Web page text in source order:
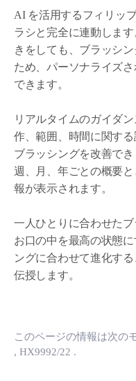
AI を活用するフィリッ
ラシと完全に連動しま
きをしても、ブラッシ
ため、パーソナライズ
できます。
リアルタイムのガイダ
作、範囲、時間に関す
ブラッシングを改善で
週、月、年ごとの概要
報が表示されます。
一人ひとりに合わせたブ
お口の中を最高の状態
ングに合わせて進化す
伝授します。
このページの情報は次の
, HX9992/22 .